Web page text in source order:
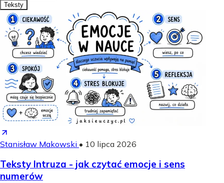
Teksty
Stanisław Makowski • 10 lipca 2026
Teksty Intruza - jak czytać emocje i sens
numerów